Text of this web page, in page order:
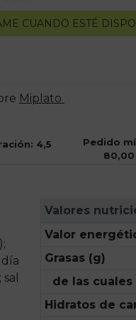
CUANDO ESTÉ
Miplato
4,5
Pedido
Valores
Valor
Grasas (g)
de las cuales
Hidratos de